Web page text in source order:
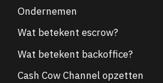
Ondernemen
Wat betekent escrow?
Wat betekent backoffice?
Cash Cow Channel opzetten